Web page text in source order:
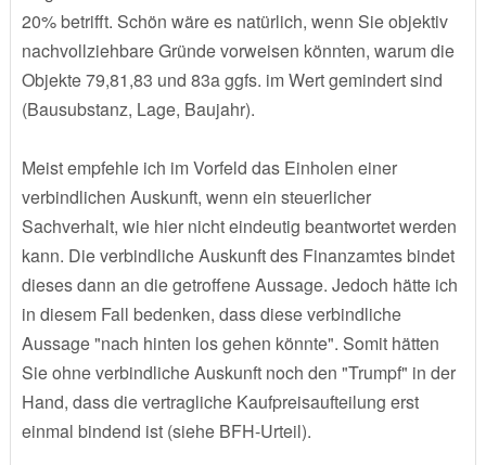
20% betrifft. Schön wäre es natürlich, wenn Sie objektiv
nachvollziehbare Gründe vorweisen könnten, warum die
Objekte 79,81,83 und 83a ggfs. im Wert gemindert sind
(Bausubstanz, Lage, Baujahr).
Meist empfehle ich im Vorfeld das Einholen einer
verbindlichen Auskunft, wenn ein steuerlicher
Sachverhalt, wie hier nicht eindeutig beantwortet werden
kann. Die verbindliche Auskunft des Finanzamtes bindet
dieses dann an die getroffene Aussage. Jedoch hätte ich
in diesem Fall bedenken, dass diese verbindliche
Aussage "nach hinten los gehen könnte". Somit hätten
Sie ohne verbindliche Auskunft noch den "Trumpf" in der
Hand, dass die vertragliche Kaufpreisaufteilung erst
einmal bindend ist (siehe BFH-Urteil).